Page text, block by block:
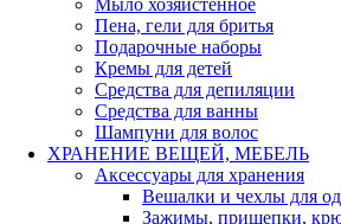
Мыло хозяйстенное
Пена, гели для бритья
Подарочные наборы
Кремы для детей
Средства для депиляции
Средства для ванны
Шампуни для волос
ХРАНЕНИЕ ВЕЩЕЙ, МЕБЕЛЬ
Аксессуары для хранения
Вешалки и чехлы для
Зажимы, прищепки,